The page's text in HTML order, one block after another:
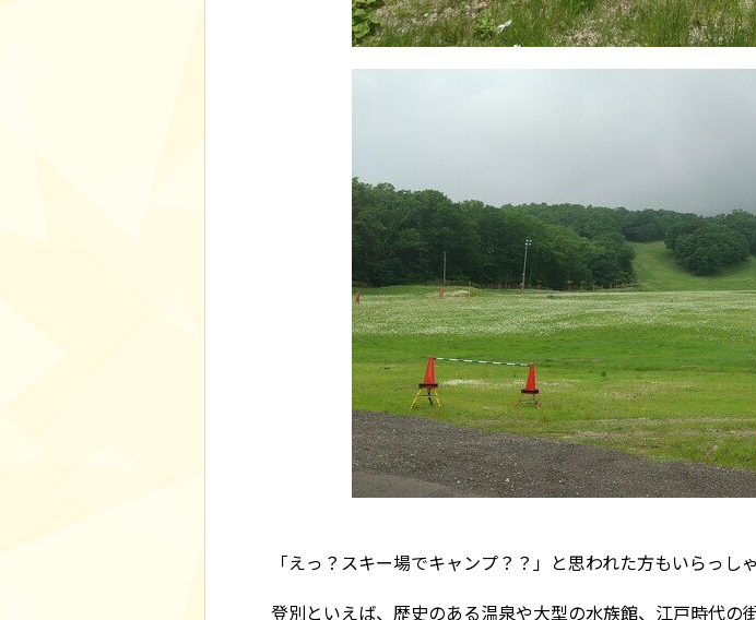
「えっ？スキー場でキャンプ？？」と思われた方もいらっし
登別といえば、歴史のある温泉や大型の水族館、江戸時代